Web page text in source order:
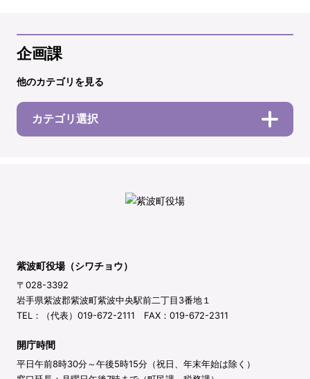
企画課
他のカテゴリを見る
カテゴリ選択
紫波町役場（シワチョウ）
〒028-3392
岩手県紫波郡紫波町紫波中央駅前二丁目3番地１
TEL：（代表）019-672-2111 FAX：019-672-2311
開庁時間
平日午前8時30分～午後5時15分（祝日、年末年始は除く）